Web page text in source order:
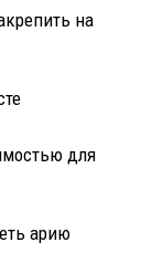
на
для
арию